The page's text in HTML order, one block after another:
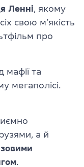
Ленні, якому
свою м’якість
про
мафії та
мегаполісі.
а й
.